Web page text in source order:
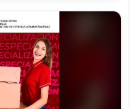
Además, ofrece
de la Facultad de Ciencias
sobresalientes de la
e inscripciones al